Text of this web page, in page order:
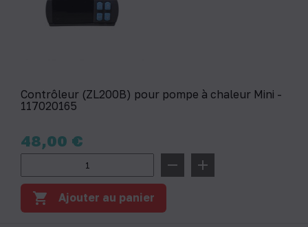
Contrôleur (ZL200B) pour pompe à chaleur Mini -
117020165
Prix
48,00 €
remove
add
shopping_cart
Ajouter au panier